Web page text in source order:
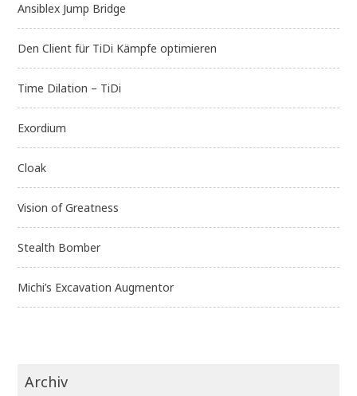
Ansiblex Jump Bridge
Den Client für TiDi Kämpfe optimieren
Time Dilation – TiDi
Exordium
Cloak
Vision of Greatness
Stealth Bomber
Michi’s Excavation Augmentor
Archiv